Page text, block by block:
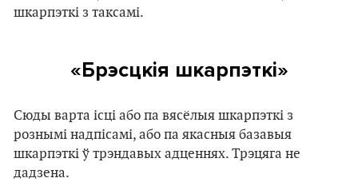
шкарпэткі з таксамі.
«Брэсцкія шкарпэткі»
Сюды варта ісці або па вясёлыя шкарпэткі з
рознымі надпісамі, або па якасныя базавыя
шкарпэткі ў трэндавых адценнях. Трэцяга не
дадзена.